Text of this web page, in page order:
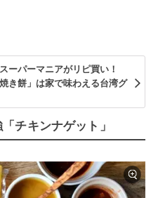
ーパーマニアがリピ買い！
焼き餅」は家で味わえる台湾グ
チキンナゲット」